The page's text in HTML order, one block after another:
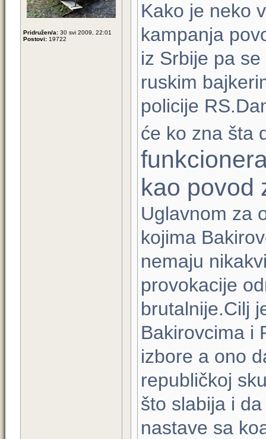
Pridružen/a: 30 svi 2009, 22:01
Postovi: 19722
Kako je neko
kampanja
iz Srbije pa
ruskim
policije
će ko zna šta
kao povod
Uglavnom za
kojima
nemaju
provokacije
brutalnije.Cilj
Bakirovcima i
izbore a ono
republičkoj
što slabija i
nastave sa